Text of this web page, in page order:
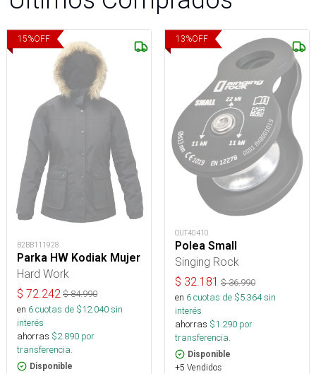
15%OFF
B2BB111928
Parka HW Kodiak Mujer
Hard Work
$ 72.242 $84.990
en 6cuotas de $12.040sin
interés
ahorras $2.890 por
transferencia.
Disponible
13%OFF
OUT40410
Polea Small
Singing Rock
$ 32.181 $36.990
en 6cuotas de $5.364sin
interés
ahorras $1.290 por
transferencia.
Disponible
+5 Vendidos